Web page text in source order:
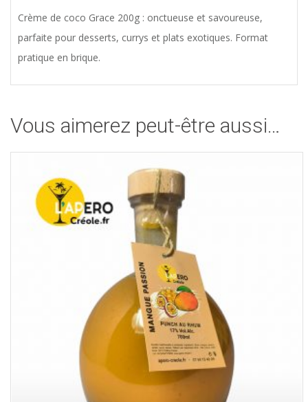
Crème de coco Grace 200g : onctueuse et savoureuse,
parfaite pour desserts, currys et plats exotiques. Format
pratique en brique.
Vous aimerez peut-être aussi…